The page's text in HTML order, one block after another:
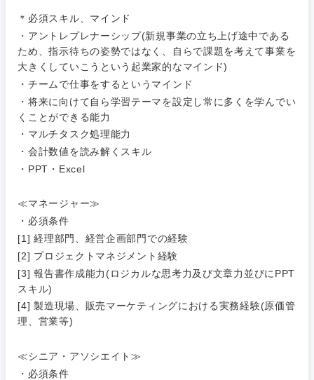
＊必須スキル、マインド
・アントレプレナーシップ(新規事業の立ち上げ途中である
ため、指示待ちの姿勢ではなく、自らで課題を考えて事業を
大きくしていこうという起業家的なマインド)
・チームで仕事をするというマインド
・将来に向けて自ら学習テーマを設定し常に多くを学んでい
くことができる能力
・マルチタスク処理能力
・会計数値を読み解くスキル
・PPT・Excel
≪マネージャー≫
・必須条件
[1] 経理部門、経営企画部門での経験
[2] プロジェクトマネジメント経験
[3] 報告書作成能力(ロジカルな思考力及び文章力並びにPPT
スキル)
[4] 製造現場、販売マーケティングにおける実務経験(原価管
理、営業等)
≪シニア・アソシエイト≫
・必須条件
ビス・制
作、ゲー
ム
技術職
（モノづ
くり）
金融専門
職
ル
不動産専
建設・施
工管理
その他
不動産専門職
建設・施工管理
事務職
その他
WEBサービス
コンサル・シンクタンク
広告・宣伝・印刷
マスメディア
法律・特許事務所・監査法人
人材・アウトソーシング
サービス
その他
関東地方
茨城県 栃木県
群馬県 埼玉県
千葉県